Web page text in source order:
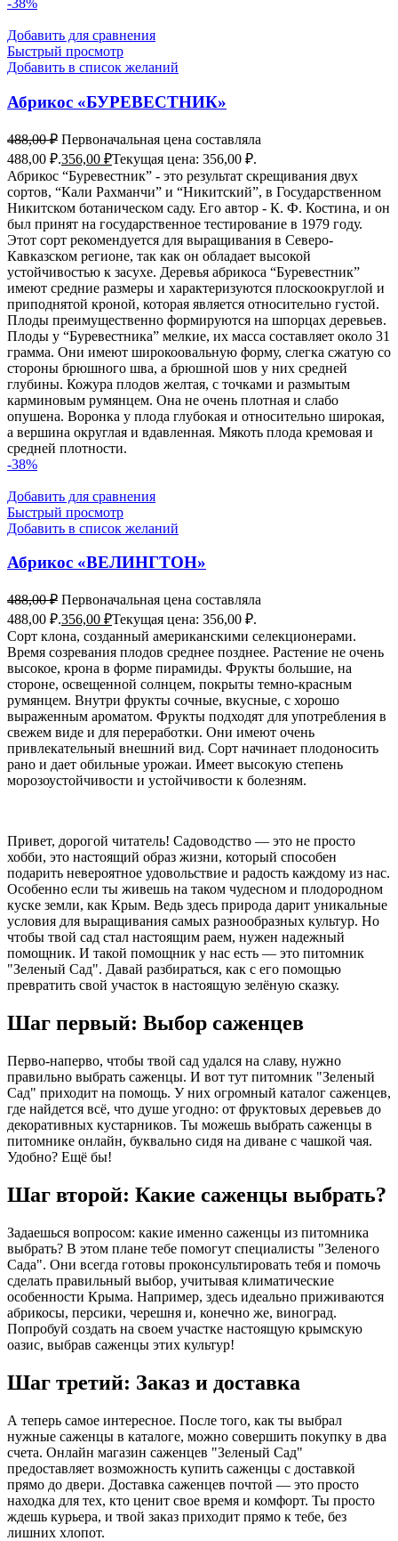
-38%
Добавить для сравнения
Быстрый просмотр
Добавить в список желаний
Абрикос «БУРЕВЕСТНИК»
488,00₽ Первоначальная цена составляла
488,00 ₽.356,00 ₽Текущая цена: 356,00 ₽.
Абрикос “Буревестник” - это результат скрещивания двух
сортов, “Кали Рахманчи” и “Никитский”, в Государственном
Никитском ботаническом саду. Его автор - К. Ф. Костина, и он
был принят на государственное тестирование в 1979 году.
Этот сорт рекомендуется для выращивания в Северо-
Кавказском регионе, так как он обладает высокой
устойчивостью к засухе. Деревья абрикоса “Буревестник”
имеют средние размеры и характеризуются плоскоокруглой и
приподнятой кроной, которая является относительно густой.
Плоды преимущественно формируются на шпорцах деревьев.
Плоды у “Буревестника” мелкие, их масса составляет около 31
грамма. Они имеют широкоовальную форму, слегка сжатую со
стороны брюшного шва, а брюшной шов у них средней
глубины. Кожура плодов желтая, с точками и размытым
карминовым румянцем. Она не очень плотная и слабо
опушена. Воронка у плода глубокая и относительно широкая,
а вершина округлая и вдавленная. Мякоть плода кремовая и
средней плотности.
-38%
Добавить для сравнения
Быстрый просмотр
Добавить в список желаний
Абрикос «ВЕЛИНГТОН»
488,00₽ Первоначальная цена составляла
488,00 ₽.356,00 ₽Текущая цена: 356,00 ₽.
Сорт клона, созданный американскими селекционерами.
Время созревания плодов среднее позднее. Растение не очень
высокое, крона в форме пирамиды. Фрукты большие, на
стороне, освещенной солнцем, покрыты темно-красным
румянцем. Внутри фрукты сочные, вкусные, с хорошо
выраженным ароматом. Фрукты подходят для употребления в
свежем виде и для переработки. Они имеют очень
привлекательный внешний вид. Сорт начинает плодоносить
рано и дает обильные урожаи. Имеет высокую степень
морозоустойчивости и устойчивости к болезням.
Привет, дорогой читатель! Садоводство — это не просто
хобби, это настоящий образ жизни, который способен
подарить невероятное удовольствие и радость каждому из нас.
Особенно если ты живешь на таком чудесном и плодородном
куске земли, как Крым. Ведь здесь природа дарит уникальные
условия для выращивания самых разнообразных культур. Но
чтобы твой сад стал настоящим раем, нужен надежный
помощник. И такой помощник у нас есть — это питомник
"Зеленый Сад". Давай разбираться, как с его помощью
превратить свой участок в настоящую зелёную сказку.
Шаг первый: Выбор саженцев
Перво-наперво, чтобы твой сад удался на славу, нужно
правильно выбрать саженцы. И вот тут питомник "Зеленый
Сад" приходит на помощь. У них огромный каталог саженцев,
где найдется всё, что душе угодно: от фруктовых деревьев до
декоративных кустарников. Ты можешь выбрать саженцы в
питомнике онлайн, буквально сидя на диване с чашкой чая.
Удобно? Ещё бы!
Шаг второй: Какие саженцы выбрать?
Задаешься вопросом: какие именно саженцы из питомника
выбрать? В этом плане тебе помогут специалисты "Зеленого
Сада". Они всегда готовы проконсультировать тебя и помочь
сделать правильный выбор, учитывая климатические
особенности Крыма. Например, здесь идеально приживаются
абрикосы, персики, черешня и, конечно же, виноград.
Попробуй создать на своем участке настоящую крымскую
оазис, выбрав саженцы этих культур!
Шаг третий: Заказ и доставка
А теперь самое интересное. После того, как ты выбрал
нужные саженцы в каталоге, можно совершить покупку в два
счета. Онлайн магазин саженцев "Зеленый Сад"
предоставляет возможность купить саженцы с доставкой
прямо до двери. Доставка саженцев почтой — это просто
находка для тех, кто ценит свое время и комфорт. Ты просто
ждешь курьера, и твой заказ приходит прямо к тебе, без
лишних хлопот.